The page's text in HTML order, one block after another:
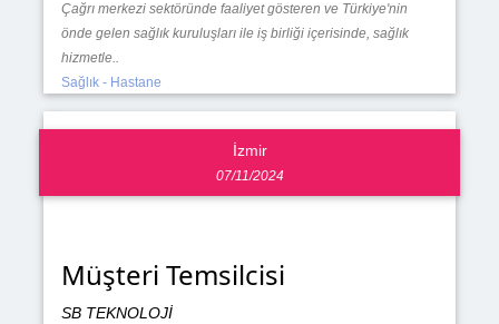
Çağrı merkezi sektöründe faaliyet gösteren ve Türkiye'nin
önde gelen sağlık kuruluşları ile iş birliği içerisinde, sağlık
hizmetle..
Sağlık - Hastane
İzmir
07/11/2024
Müşteri Temsilcisi
SB TEKNOLOJİ